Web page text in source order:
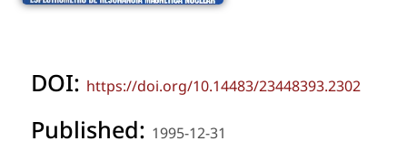
DOI: https://doi.org/10.14483/23448393.2302
Published: 1995-12-31